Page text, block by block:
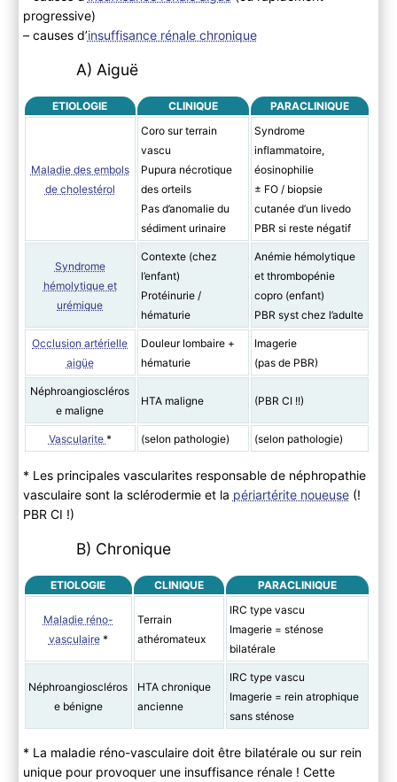
progressive)
– causes d’insuffisance rénale chronique
A) Aiguë
ETIOLOGIE CLINIQUE PARACLINIQUE
Maladie des embols
de cholestérol
Coro sur terrain
vascu
Pupura nécrotique
des orteils
Pas d’anomalie du
sédiment urinaire
Syndrome
inflammatoire,
éosinophilie
± FO / biopsie
cutanée d’un livedo
PBR si reste négatif
Syndrome
hémolytique et
urémique
Contexte (chez
l’enfant)
Protéinurie /
hématurie
Anémie hémolytique
et thrombopénie
copro (enfant)
PBR syst chez l’adulte
Occlusion artérielle
aigüe
Douleur lombaire +
hématurie
Imagerie
(pas de PBR)
Néphroangioscléros
e maligne
HTA maligne (PBR CI !!)
Vascularite * (selon pathologie) (selon pathologie)
* Les principales vascularites responsable de néphropathie
vasculaire sont la sclérodermie et la périartérite noueuse(!
PBR CI !)
B) Chronique
ETIOLOGIE CLINIQUE PARACLINIQUE
Maladie réno-
vasculaire*
Terrain
athéromateux
IRC type vascu
Imagerie = sténose
bilatérale
Néphroangioscléros
e bénigne
HTA chronique
ancienne
IRC type vascu
Imagerie = rein atrophique
sans sténose
* La maladie réno-vasculaire doit être bilatérale ou sur rein
unique pour provoquer une insuffisance rénale ! Cette